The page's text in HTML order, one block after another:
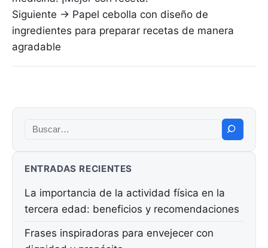
Siguiente → Papel cebolla con diseño de
ingredientes para preparar recetas de manera
agradable
Buscar:
ENTRADAS RECIENTES
La importancia de la actividad física en la
tercera edad: beneficios y recomendaciones
Frases inspiradoras para envejecer con